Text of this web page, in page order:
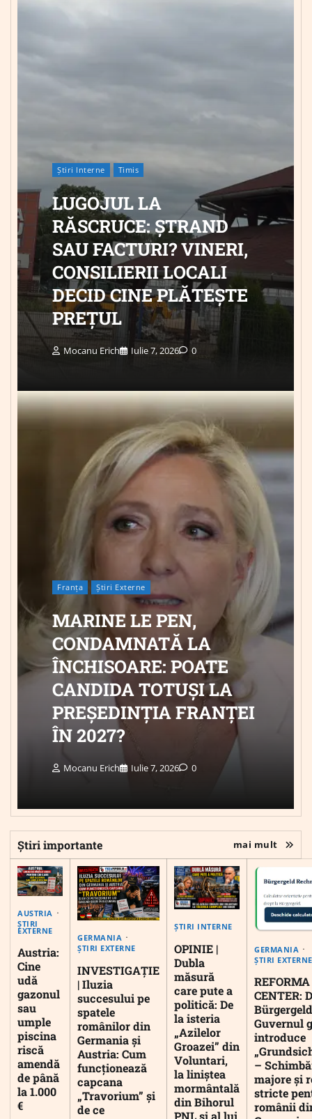
Știri Interne Timis
LUGOJUL LA
RĂSCRUCE: ȘTRAND
SAU FACTURI? VINERI,
CONSILIERII LOCALI
DECID CINE PLĂTEȘTE
PREȚUL
Mocanu Erich Iulie 7, 2026 0
Franța Știri Externe
MARINE LE PEN,
CONDAMNATĂ LA
ÎNCHISOARE: POATE
CANDIDA TOTUȘI LA
PREȘEDINȚIA FRANȚEI
ÎN 2027?
Mocanu Erich Iulie 7, 2026 0
Știri importante mai mult
AUSTRIA
ȘTIRI
EXTERNE
Austria:
Cine
udă
gazonul
sau
umple
piscina
riscă
amendă
de până
la 1.000
€
GERMANIA
ȘTIRI EXTERNE
INVESTIGAȚIE
| Iluzia
succesului pe
spatele
românilor din
Germania și
Austria: Cum
funcționează
capcana
„Travorium” și
de ce
ȘTIRI INTERNE
OPINIE |
Dubla
măsură
care pute a
politică: De
la isteria
„Azilelor
Groazei” din
Voluntari,
la liniștea
mormântală
din Bihorul
PNL și al lui
GERMANIA
ȘTIRI EXTERNE
CENTER:
Guvernul
introduce
–
majore și
stricte
românii